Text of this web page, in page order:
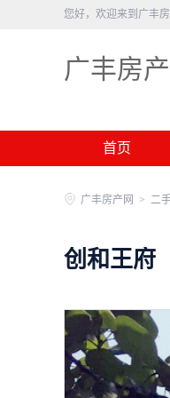
您好，欢迎来到广丰房
广丰房
首页
广丰房产网 > 二
创和王府